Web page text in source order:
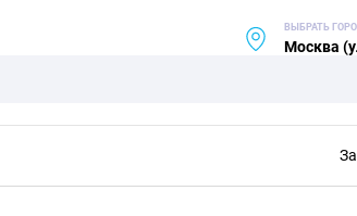
ВЫБРАТЬ
Москва